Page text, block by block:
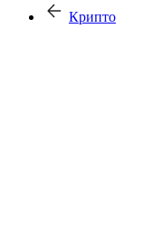
Крипто